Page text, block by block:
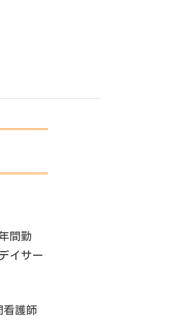
間勤
イサー
看護師